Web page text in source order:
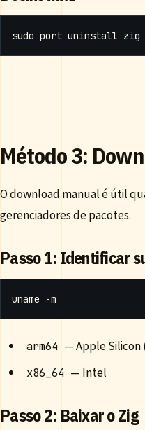
Método 3:
O download manual é útil
gerenciadores de pacotes.
Passo 1: Identificar
arm64 — Apple Silicon
x86_64 — Intel
Passo 2: Baixar o Zig